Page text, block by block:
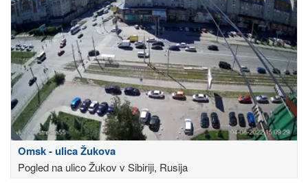
Omsk - ulica Žukova
Pogled na ulico Žukov v Sibiriji, Rusija